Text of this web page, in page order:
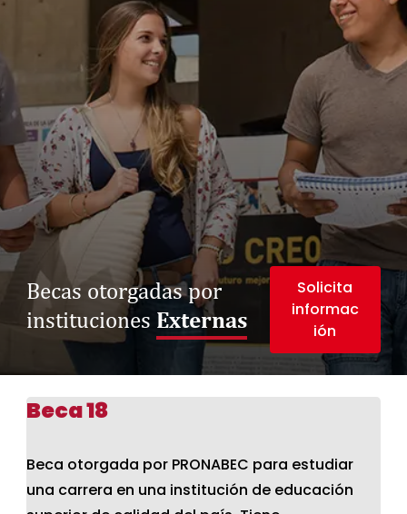
Becas otorgadas por
instituciones Externas
Solicita
informac
ión
Beca 18
Beca otorgada por PRONABEC para estudiar
una carrera en una institución de educación